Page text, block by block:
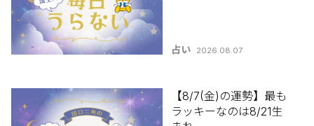
占い 2026.08.07
【8/7(金)の運勢】最も
ラッキーなのは8/21生